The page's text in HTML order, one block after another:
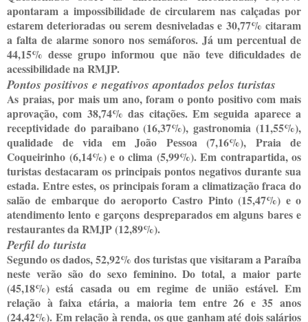
apontaram a impossibilidade de circularem nas calçadas por
estarem deterioradas ou serem desniveladas e 30,77% citaram
a falta de alarme sonoro nos semáforos. Já um percentual de
44,15% desse grupo informou que não teve dificuldades de
acessibilidade na RMJP.
Pontos positivos e negativos apontados pelos turistas
As praias, por mais um ano, foram o ponto positivo com mais
aprovação, com 38,74% das citações. Em seguida aparece a
receptividade do paraibano (16,37%), gastronomia (11,55%),
qualidade de vida em João Pessoa (7,16%), Praia de
Coqueirinho (6,14%) e o clima (5,99%). Em contrapartida, os
turistas destacaram os principais pontos negativos durante sua
estada. Entre estes, os principais foram a climatização fraca do
salão de embarque do aeroporto Castro Pinto (15,47%) e o
atendimento lento e garçons despreparados em alguns bares e
restaurantes da RMJP (12,89%).
Perfil do turista
Segundo os dados, 52,92% dos turistas que visitaram a Paraíba
neste verão são do sexo feminino. Do total, a maior parte
(45,18%) está casada ou em regime de união estável. Em
relação à faixa etária, a maioria tem entre 26 e 35 anos
(24,42%). Em relação à renda, os que ganham até dois salários